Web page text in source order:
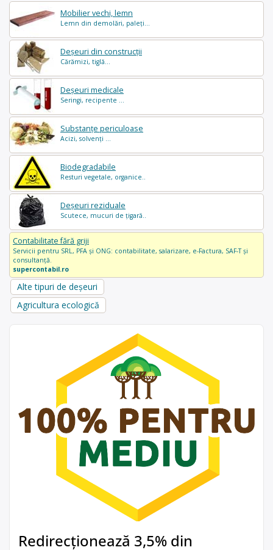
Mobilier vechi, lemn
Lemn din demolări, paleți...
Deșeuri din construcții
Cărămizi, tiglă...
Deșeuri medicale
Seringi, recipente ...
Substanțe periculoase
Acizi, solvenți ...
Biodegradabile
Resturi vegetale, organice..
Deșeuri reziduale
Scutece, mucuri de țigară..
Contabilitate fără griji
Servicii pentru SRL, PFA și ONG: contabilitate, salarizare, e-Factura, SAF-T și
consultanță.
supercontabil.ro
Alte tipuri de deșeuri
Agricultura ecologică
Redirecționează 3,5% din